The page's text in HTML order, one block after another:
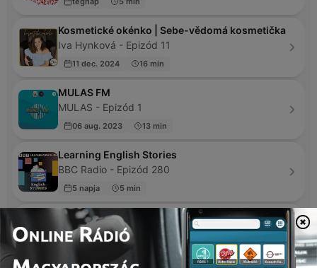
Kosmetické okénko | Sebe-vědomá kosmetička
Iva Hynková - Epizód 11
11 dec. 2024 16 min
MULAS FM
MULAS - Epizód 1
06 aug. 2023 13 min
Learning English Stories
BBC Radio - Epizód 280
5 napja 5 min
COOL FM
Ajadosu Wasiu - Epizód 1